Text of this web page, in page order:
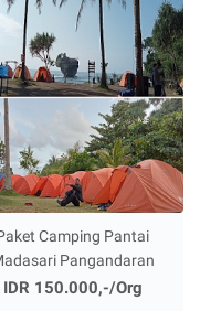
Camping Pantai
Pangandaran
IDR 150.000,-/Org